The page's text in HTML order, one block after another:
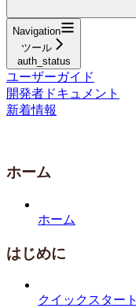
Navigation
ツール
auth_status
ユーザーガイド
開発者ドキュメント
新着情報
ホーム
ホーム
はじめに
クイックスタート